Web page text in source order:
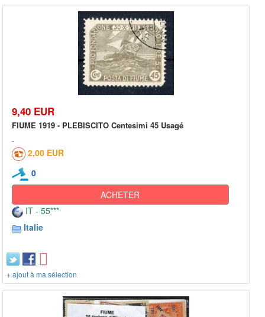
9,40 EUR
FIUME 1919 - PLEBISCITO Centesimi 45 Usagé
2,00 EUR
0
ACHETER
IT - 55***
Italie
+ ajout à ma sélection